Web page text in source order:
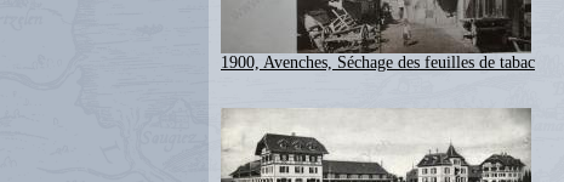
1900, Avenches, Séchage des feuilles de tabac